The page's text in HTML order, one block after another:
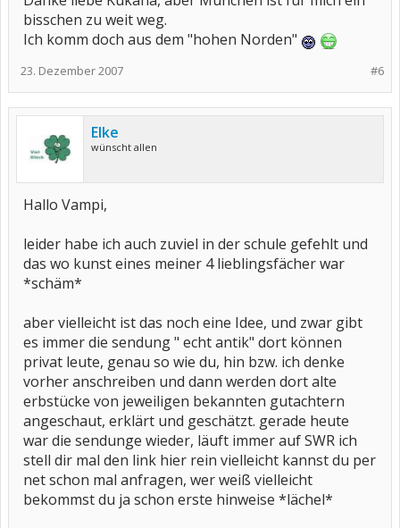
bisschen zu weit weg.
Ich komm doch aus dem "hohen Norden"
#6
23. Dezember 2007
Elke
wünscht allen
Hallo Vampi,
leider habe ich auch zuviel in der schule gefehlt und
das wo kunst eines meiner 4 lieblingsfächer war
*schäm*
aber vielleicht ist das noch eine Idee, und zwar gibt
es immer die sendung " echt antik" dort können
privat leute, genau so wie du, hin bzw. ich denke
vorher anschreiben und dann werden dort alte
erbstücke von jeweiligen bekannten gutachtern
angeschaut, erklärt und geschätzt. gerade heute
war die sendunge wieder, läuft immer auf SWR ich
stell dir mal den link hier rein vielleicht kannst du per
net schon mal anfragen, wer weiß vielleicht
bekommst du ja schon erste hinweise *lächel*